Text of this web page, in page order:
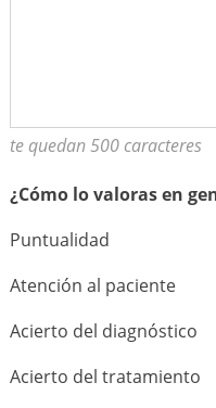
te quedan 500 caracteres
¿Cómo lo valoras en
Puntualidad
Atención al paciente
Acierto del diagnóstico
Acierto del tratamiento